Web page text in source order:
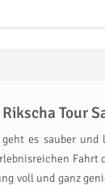
Tour
es sauber
Fahrt
voll und ganz